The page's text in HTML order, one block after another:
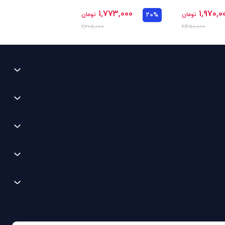
تومان
2,450,000
20%
1,773,000 تومان
2,205,000